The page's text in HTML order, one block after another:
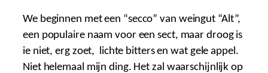
We beginnen met een “secco” van weingut “Alt”,
een populaire naam voor een sect, maar droog is
ie niet, erg zoet, lichte bitters en wat gele appel.
Niet helemaal mijn ding. Het zal waarschijnlijk op